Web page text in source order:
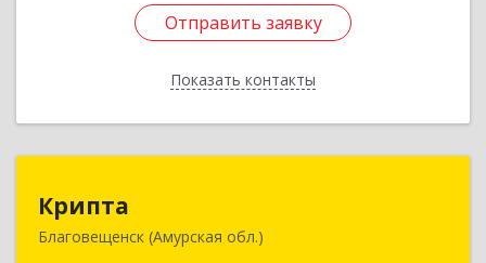
Отправить заявку
Показать контакты
Отправить заявку
Назад
Крипта
Благовещенск (Амурская обл.)
675000, Амурская обл, Благовещенск г,